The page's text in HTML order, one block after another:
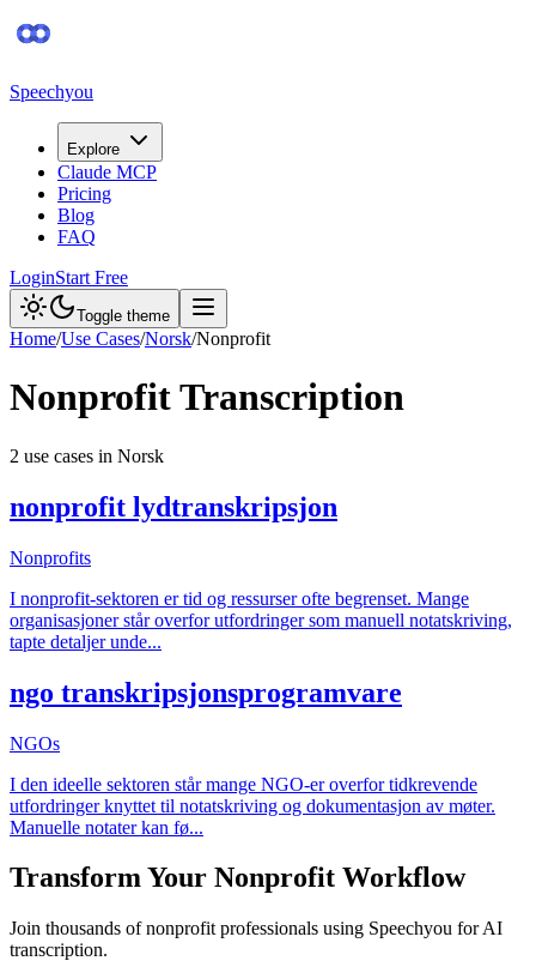
Speechyou
Explore
Claude MCP
Pricing
Blog
FAQ
LoginStart Free
Toggle theme
Home/Use Cases/Norsk/Nonprofit
NonprofitTranscription
2 use cases in Norsk
nonprofit lydtranskripsjon
Nonprofits
I nonprofit-sektoren er tid og ressurser ofte begrenset. Mange
organisasjoner står overfor utfordringer som manuell notatskriving,
tapte detaljer unde...
ngo transkripsjonsprogramvare
NGOs
I den ideelle sektoren står mange NGO-er overfor tidkrevende
utfordringer knyttet til notatskriving og dokumentasjon av møter.
Manuelle notater kan fø...
Transform Your Nonprofit Workflow
Join thousands ofnonprofit professionals using Speechyou for AI
transcription.